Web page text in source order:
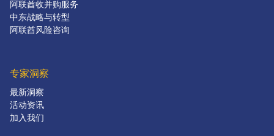
阿联酋收并购服务
中东战略与转型
阿联酋风险咨询
专家洞察
最新洞察
活动资讯
加入我们